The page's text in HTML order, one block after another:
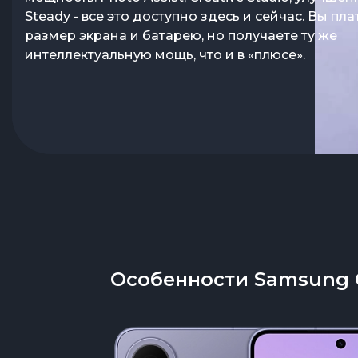
глаза. Это выбор тех, кто много смотрит видео,
документами или просто хочет видеть контент
красе, не переплачивая за Ultra
Steady - все это доступно здесь и сейчас. Вы
размер экрана и батарею, но получаете ту же
интеллектуальную мощь, что и в «плюсе».
Особенности Samsung